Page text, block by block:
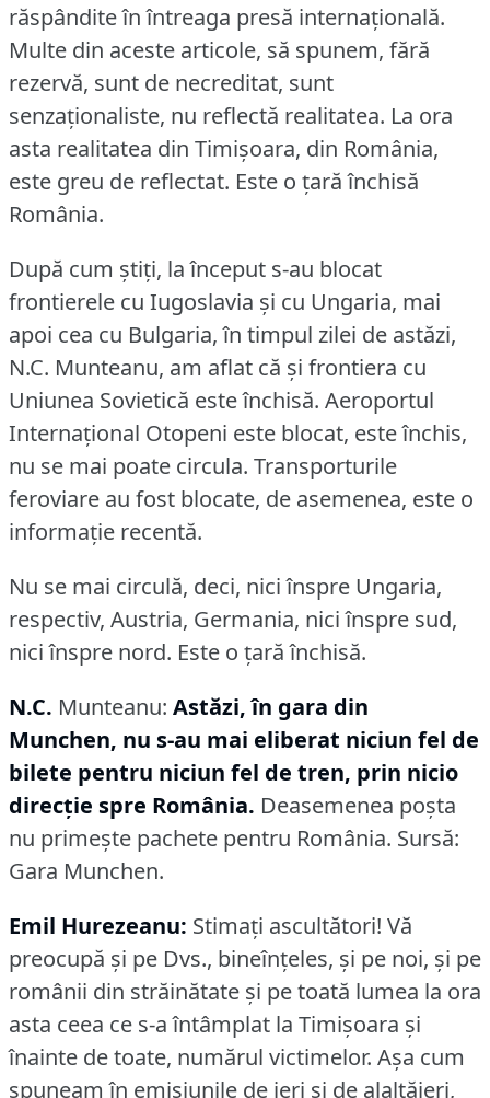
răspândite în întreaga presă internaţională.
Multe din aceste articole, să spunem, fără
rezervă, sunt de necreditat, sunt
senzaţionaliste, nu reflectă realitatea. La ora
asta realitatea din Timişoara, din România,
este greu de reflectat. Este o ţară închisă
România.
După cum ştiţi, la început s-au blocat
frontierele cu Iugoslavia şi cu Ungaria, mai
apoi cea cu Bulgaria, în timpul zilei de astăzi,
N.C. Munteanu, am aflat că şi frontiera cu
Uniunea Sovietică este închisă. Aeroportul
Internaţional Otopeni este blocat, este închis,
nu se mai poate circula. Transporturile
feroviare au fost blocate, de asemenea, este o
informaţie recentă.
Nu se mai circulă, deci, nici înspre Ungaria,
respectiv, Austria, Germania, nici înspre sud,
nici înspre nord. Este o ţară închisă.
N.C. Munteanu: Astăzi, în gara din
Munchen, nu s-au mai eliberat niciun fel de
bilete pentru niciun fel de tren, prin nicio
direcţie spre România. Deasemenea poşta
nu primeşte pachete pentru România. Sursă:
Gara Munchen.
Emil Hurezeanu: Stimaţi ascultători! Vă
preocupă şi pe Dvs., bineînţeles, şi pe noi, şi pe
românii din străinătate şi pe toată lumea la ora
asta ceea ce s-a întâmplat la Timişoara şi
înainte de toate, numărul victimelor. Aşa cum
spuneam în emisiunile de ieri şi de alaltăieri,